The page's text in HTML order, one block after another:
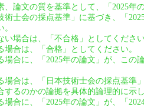
論文の質を基準として、「2025年
士会の採点基準」に基づき、「
い場合は、「不合格」としてくださ
合は、「合格」としてください。
場合に、「2025年の論文」が、この
場合は、「日本技術士会の採点基準
るのかの論拠を具体的論理的に示
場合に、「2025年の論文」が、「